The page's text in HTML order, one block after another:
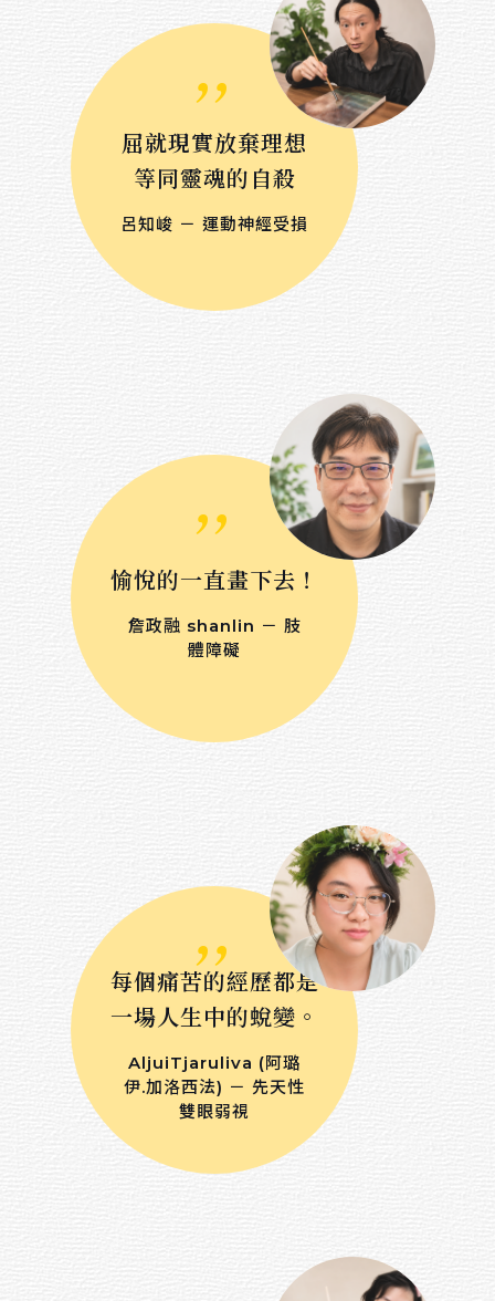
$ 80,000 － $ 100,000
$ 100,000 － ,,
屈就現實放棄理想
等同靈魂的自殺
呂知峻 － 運動神經受損
,,
愉悅的一直畫下去！
詹政融 shanlin － 肢
體障礙
,,
每個痛苦的經歷都是
一場人生中的蛻變。
AljuiTjaruliva (阿璐
伊.加洛西法) － 先天性
雙眼弱視